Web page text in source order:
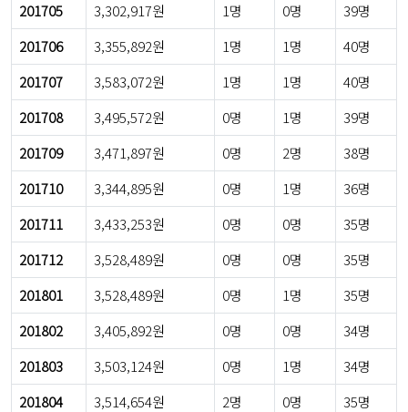
201705
3,302,917원 1명 0명
39명
201706
3,355,892원 1명 1명
40명
201707
3,583,072원 1명 1명
40명
201708
3,495,572원 0명 1명
39명
201709
3,471,897원 0명 2명
38명
201710
3,344,895원 0명 1명
36명
201711
3,433,253원 0명 0명
35명
201712
3,528,489원 0명 0명
35명
201801
3,528,489원 0명 1명
35명
201802
3,405,892원 0명 0명
34명
201803
3,503,124원 0명 1명
34명
201804
3,514,654원 2명 0명
35명